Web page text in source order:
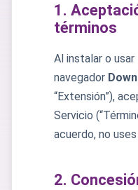
1.
términos
Al instalar o
navegador
“Extensión”),
Servicio
acuerdo, no
2.